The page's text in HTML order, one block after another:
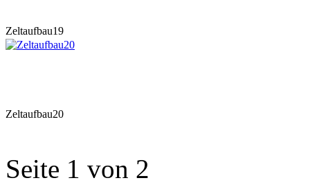
Zeltaufbau19
Zeltaufbau20
Seite 1 von 2